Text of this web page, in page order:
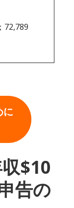
72,789
に
$10
告の